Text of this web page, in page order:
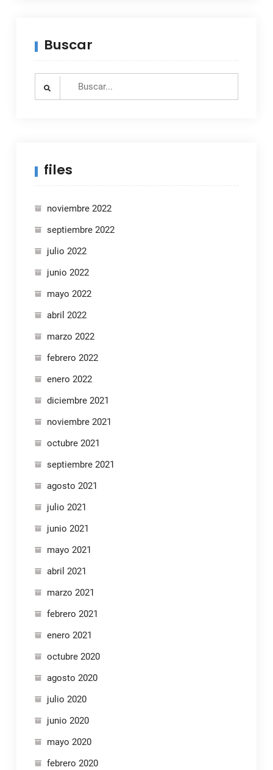
Buscar
Search
files
noviembre 2022
septiembre 2022
julio 2022
junio 2022
mayo 2022
abril 2022
marzo 2022
febrero 2022
enero 2022
diciembre 2021
noviembre 2021
octubre 2021
septiembre 2021
agosto 2021
julio 2021
junio 2021
mayo 2021
abril 2021
marzo 2021
febrero 2021
enero 2021
octubre 2020
agosto 2020
julio 2020
junio 2020
mayo 2020
febrero 2020